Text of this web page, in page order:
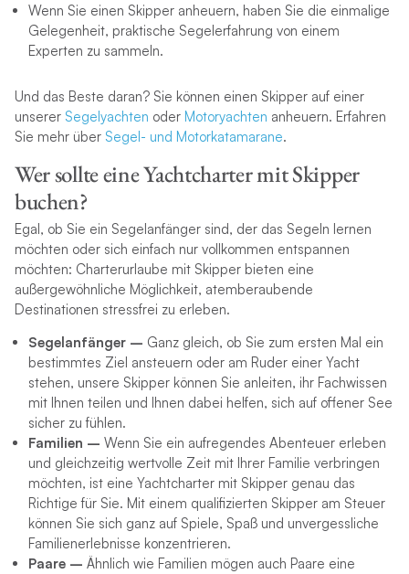
Wenn Sie einen Skipper anheuern, haben Sie die einmalige
Gelegenheit, praktische Segelerfahrung von einem
Experten zu sammeln.
Und das Beste daran? Sie können einen Skipper auf einer
unserer Segelyachten oder Motoryachten anheuern. Erfahren
Sie mehr über Segel- und Motorkatamarane.
Wer sollte eine Yachtcharter mit Skipper
buchen?
Egal, ob Sie ein Segelanfänger sind, der das Segeln lernen
möchten oder sich einfach nur vollkommen entspannen
möchten: Charterurlaube mit Skipper bieten eine
außergewöhnliche Möglichkeit, atemberaubende
Destinationen stressfrei zu erleben.
Segelanfänger – Ganz gleich, ob Sie zum ersten Mal ein
bestimmtes Ziel ansteuern oder am Ruder einer Yacht
stehen, unsere Skipper können Sie anleiten, ihr Fachwissen
mit Ihnen teilen und Ihnen dabei helfen, sich auf offener See
sicher zu fühlen.
Familien – Wenn Sie ein aufregendes Abenteuer erleben
und gleichzeitig wertvolle Zeit mit Ihrer Familie verbringen
möchten, ist eine Yachtcharter mit Skipper genau das
Richtige für Sie. Mit einem qualifizierten Skipper am Steuer
können Sie sich ganz auf Spiele, Spaß und unvergessliche
Familienerlebnisse konzentrieren.
Paare – Ähnlich wie Familien mögen auch Paare eine